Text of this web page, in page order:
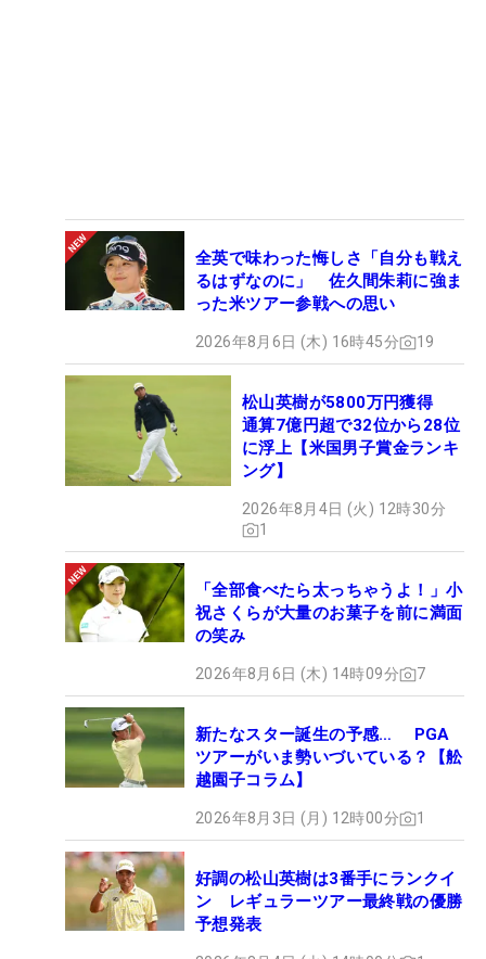
全英で味わった悔しさ「自分も戦え
るはずなのに」 佐久間朱莉に強ま
った米ツアー参戦への思い
2026年8月6日 (木) 16時45分 19
松山英樹が5800万円獲得
通算7億円超で32位から28位
に浮上【米国男子賞金ランキ
ング】
2026年8月4日 (火) 12時30分
1
「全部食べたら太っちゃうよ！」小
祝さくらが大量のお菓子を前に満面
の笑み
2026年8月6日 (木) 14時09分 7
新たなスター誕生の予感… PGA
ツアーがいま勢いづいている？【舩
越園子コラム】
2026年8月3日 (月) 12時00分 1
好調の松山英樹は3番手にランクイ
ン レギュラーツアー最終戦の優勝
予想発表